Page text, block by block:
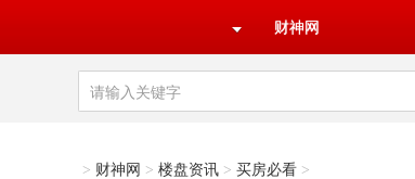
财神网
> 财神网 > 楼盘资讯 > 买房必看 >